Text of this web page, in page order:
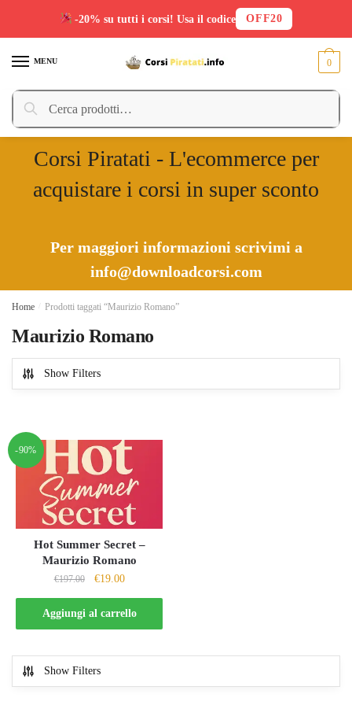
MENU
Cerca:
Cerca
0
Corsi Piratati - L'ecommerce per
acquistare i corsi in super sconto
Per maggiori informazioni scrivimi a
info@downloadcorsi.com
Home Prodotti taggati “Maurizio Romano”
Maurizio Romano
Show Filters
-90%
Hot Summer Secret –
Maurizio Romano
€197.00
Il
prezzo
originale
era:
€19.00Il
prezzo
attuale
è:
Aggiungi al carrello
Show Filters
-20% su tutti i corsi! Usa il codice OFF20